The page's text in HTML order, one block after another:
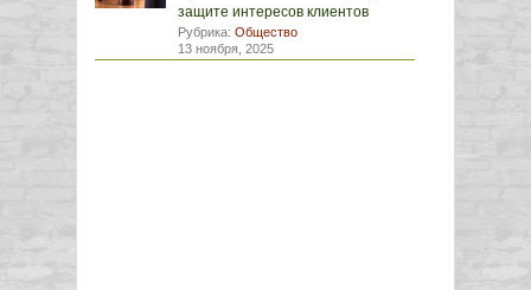
защите интересов клиентов
Рубрика: Общество
13 ноября, 2025